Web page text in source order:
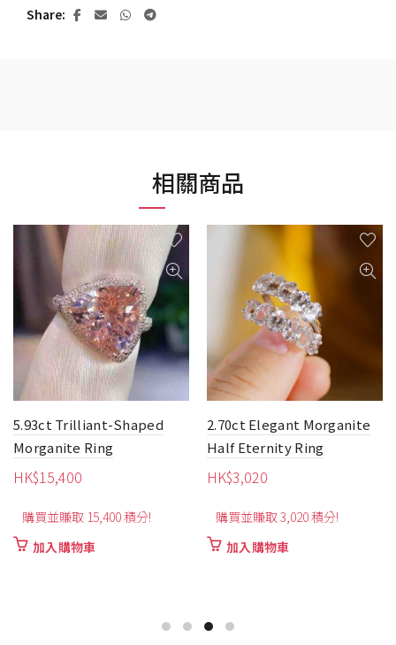
Share
相關商品
2.70ct Elegant Morganite
Half Eternity Ring
HK$3,020
購買並賺取 3,020 積分!
加入購物車
18.8ct Unique Design
Morganite Pendant
HK$36,500
購買並賺取 36,500 積分!
加入購物車